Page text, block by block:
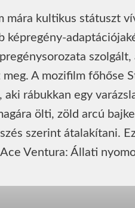
mára kultikus státuszt
képregény-
A mozifilm főhőse
aki rábukkan egy
ölti, zöld arcú
szerint átalakítani.
Ventura: Állati